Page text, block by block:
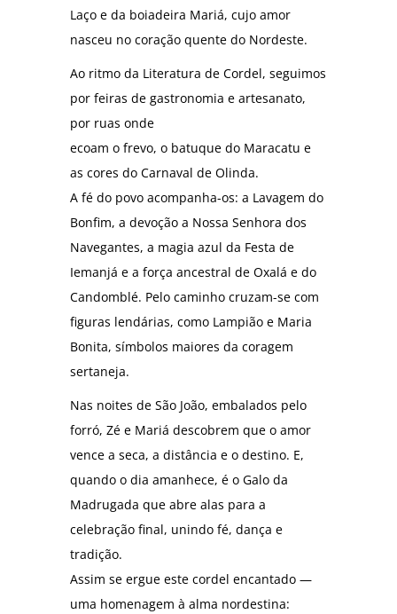
Laço e da boiadeira Mariá, cujo amor
nasceu no coração quente do Nordeste.
Ao ritmo da Literatura de Cordel, seguimos
por feiras de gastronomia e artesanato,
por ruas onde
ecoam o frevo, o batuque do Maracatu e
as cores do Carnaval de Olinda.
A fé do povo acompanha-os: a Lavagem do
Bonfim, a devoção a Nossa Senhora dos
Navegantes, a magia azul da Festa de
Iemanjá e a força ancestral de Oxalá e do
Candomblé. Pelo caminho cruzam-se com
figuras lendárias, como Lampião e Maria
Bonita, símbolos maiores da coragem
sertaneja.
Nas noites de São João, embalados pelo
forró, Zé e Mariá descobrem que o amor
vence a seca, a distância e o destino. E,
quando o dia amanhece, é o Galo da
Madrugada que abre alas para a
celebração final, unindo fé, dança e
tradição.
Assim se ergue este cordel encantado —
uma homenagem à alma nordestina: